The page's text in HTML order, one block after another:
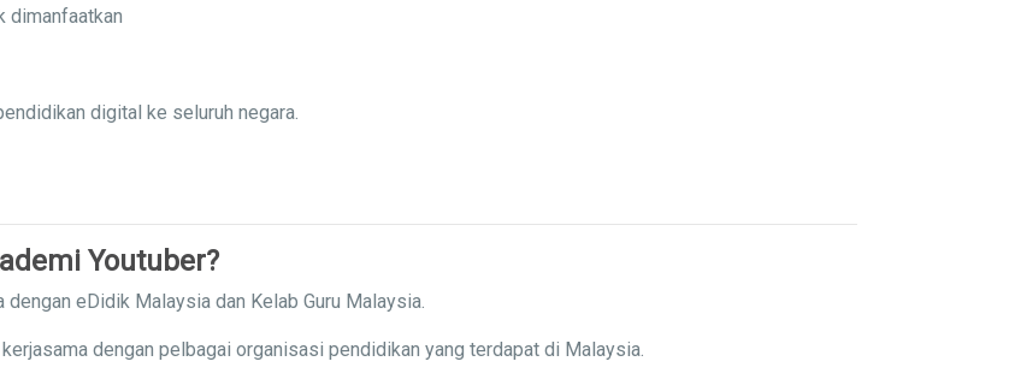
dimanfaatkan
digital ke seluruh negara.
Youtuber?
eDidik Malaysia dan Kelab Guru Malaysia.
dengan pelbagai organisasi pendidikan yang terdapat di Malaysia.